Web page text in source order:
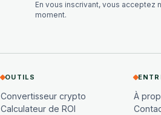
En vous inscrivant, vous acceptez
moment.
OUTILS
Convertisseur crypto
Calculateur de ROI
À